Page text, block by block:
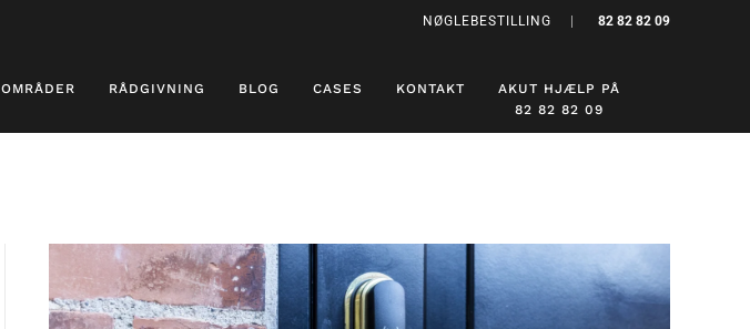
NØGLEBESTILLING 82 82 82 09
OMRÅDER RÅDGIVNING BLOG CASES KONTAKT
AKUT HJÆLP PÅ
82 82 82 09